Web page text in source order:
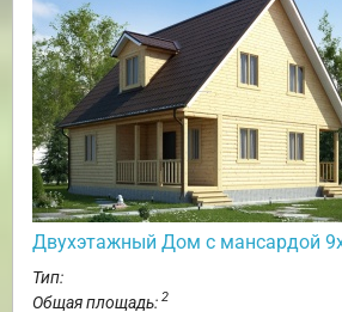
Двухэтажный Дом с мансардой
Тип:
Общая площадь: 2